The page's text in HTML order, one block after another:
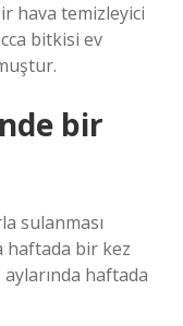
hava temizleyici
bitkisi ev
bir
sulanması
haftada bir kez
haftada